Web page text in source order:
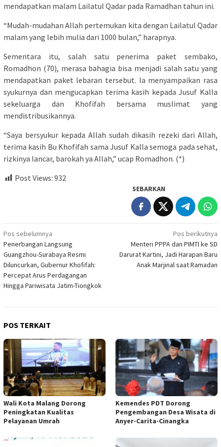
mendapatkan malam Lailatul Qadar pada Ramadhan tahun ini.
“Mudah-mudahan Allah pertemukan kita dengan Lailatul Qadar
malam yang lebih mulia dari 1000 bulan,” harapnya.
Sementara itu, salah satu penerima paket sembako,
Romadhon (70), merasa bahagia bisa menjadi salah satu yang
mendapatkan paket lebaran tersebut. Ia menyampaikan rasa
syukurnya dan mengucapkan terima kasih kepada Jusuf Kalla
sekeluarga dan Khofifah bersama muslimat yang
mendistribusikannya.
“Saya bersyukur kepada Allah sudah dikasih rezeki dari Allah,
terima kasih Bu Khofifah sama Jusuf Kalla semoga pada sehat,
rizkinya lancar, barokah ya Allah,” ucap Romadhon. (*)
Post Views: 932
SEBARKAN
Navigasi
pos
Pos sebelumnya
Penerbangan Langsung
Guangzhou-Surabaya Resmi
Diluncurkan, Gubernur Khofifah:
Percepat Arus Perdagangan
Hingga Pariwisata Jatim-Tiongkok
Pos berikutnya
Menteri PPPA dan PIMTI ke SD
Darurat Kartini, Jadi Harapan Baru
Anak Marjinal saat Ramadan
POS TERKAIT
Wali Kota Malang Dorong
Peningkatan Kualitas
Pelayanan Umrah
Kemendes PDT Dorong
Pengembangan Desa Wisata di
Anyer-Carita-Cinangka